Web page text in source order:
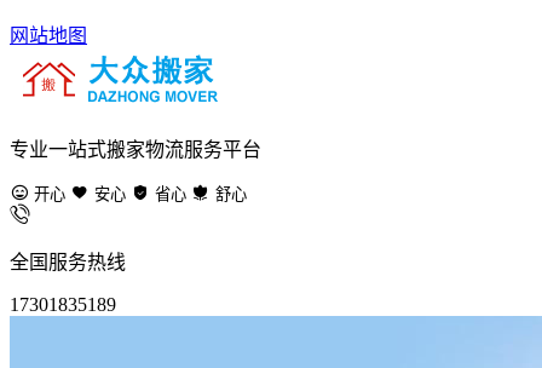
网站地图
专业一站式搬家物流服务平台
开心 安心 省心 舒心
全国服务热线
17301835189